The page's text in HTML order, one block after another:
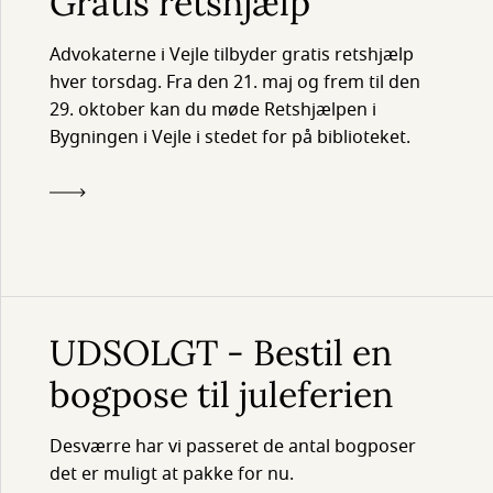
Advokaterne i Vejle tilbyder gratis retshjælp
hver torsdag. Fra den 21. maj og frem til den
29. oktober kan du møde Retshjælpen i
Bygningen i Vejle i stedet for på biblioteket.
UDSOLGT - Bestil en
bogpose til juleferien
Desværre har vi passeret de antal bogposer
det er muligt at pakke for nu.